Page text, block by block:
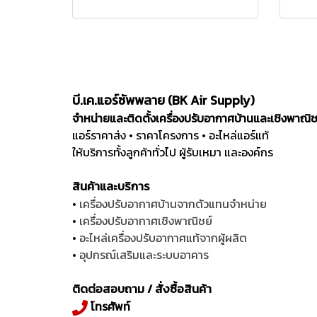
บี.เค.แอร์ซัพพลาย (BK Air Supply)
จำหน่ายและติดตั้งเครื่องปรับอากาศบ้านและเชิงพาณิ
แอร์ราคาส่ง • ราคาโครงการ • อะไหล่แอร์แท้
ให้บริการทั้งลูกค้าทั่วไป ผู้รับเหมา และองค์กร
สินค้าและบริการ
• เครื่องปรับอากาศบ้านจากตัวแทนจำหน่าย
• เครื่องปรับอากาศเชิงพาณิชย์
• อะไหล่เครื่องปรับอากาศแท้จากผู้ผลิต
• อุปกรณ์เสริมและระบบอาคาร
ติดต่อสอบถาม / สั่งซื้อสินค้า
โทรศัพท์